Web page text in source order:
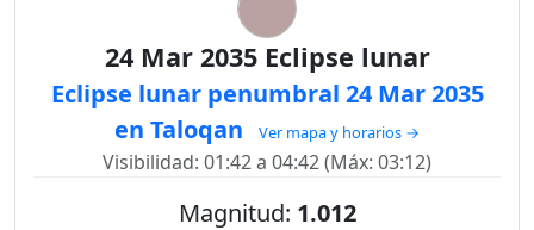
24 Mar 2035 Eclipse lunar
Eclipse lunar penumbral 24 Mar 2035
en Taloqan
Ver mapa y horarios →
Visibilidad: 01:42 a 04:42 (Máx: 03:12)
Magnitud: 1.012